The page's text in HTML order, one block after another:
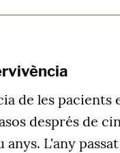
de les pacients
després de
anys. L'any passat